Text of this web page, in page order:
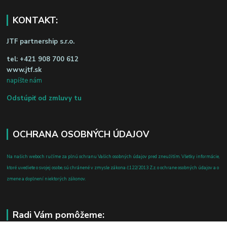
KONTAKT:
JTF partnership s.r.o.
tel: +421 908 700 612
www.jtf.sk
napíšte nám
Odstúpiť od zmluvy tu
OCHRANA OSOBNÝCH ÚDAJOV
Na našich weboch ručíme za plnú ochranu Vašich osobných údajov pred zneužitím. Všetky informácie,
ktoré uvediete o svojej osobe, sú chránené v zmysle zákona č.122/2013 Z.z. o ochrane osobných údajov a o
zmene a doplnení niektorých zákonov.
Radi Vám pomôžeme: